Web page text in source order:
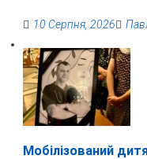
10 Серпня, 2026
Мобілізований